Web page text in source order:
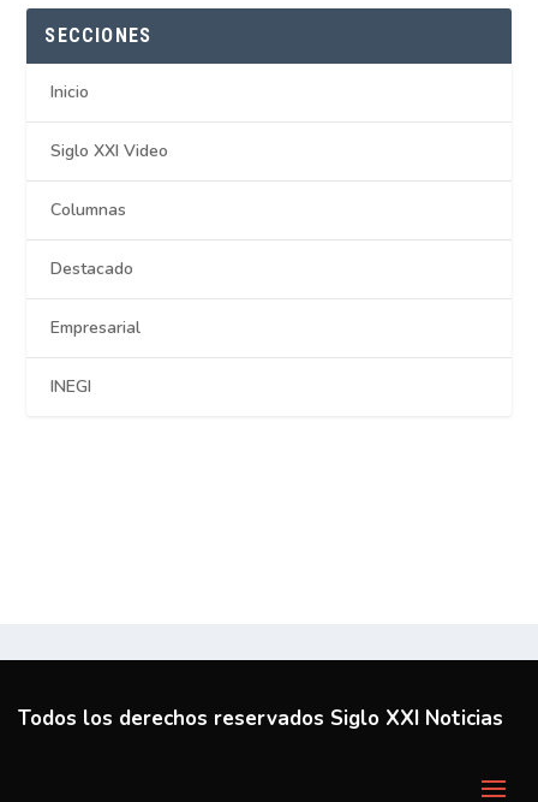
SECCIONES
Inicio
Siglo XXI Video
Columnas
Destacado
Empresarial
INEGI
Todos los derechos reservados Siglo XXI Noticias